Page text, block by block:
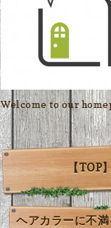
Welcome to our
【TOP
ヘアカラーに不